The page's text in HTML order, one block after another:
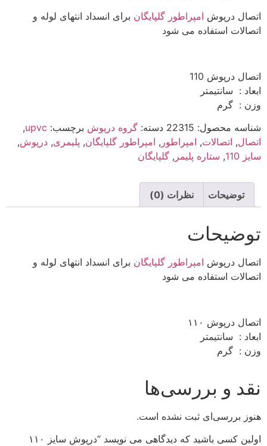
اتصال درپوش امپراطور گلپایگان برای انسداد انتهای لوله و
اتصالات استفاده می شود
اتصال درپوش 110
ابعاد : سانتیمتر
وزن : گرم
شناسه محصول: 22315 دسته: گروه درپوش برچسب: upvc
,
اتصال, اتصالات, امپراطور , امپراطور گلپایگان, پلیمری, درپوش,
سایز 110
, ستاره پلیمر , گلپایگان
توضیحات نظرات (0)
توضیحات
اتصال درپوش امپراطور گلپایگان برای انسداد انتهای لوله و
اتصالات استفاده می شود
اتصال درپوش ۱۱۰
ابعاد : سانتیمتر
وزن : گرم
نقد و بررسی‌ها
هنوز بررسی‌ای ثبت نشده است.
اولین کسی باشید که دیدگاهی می نویسد “درپوش سایز ۱۱۰